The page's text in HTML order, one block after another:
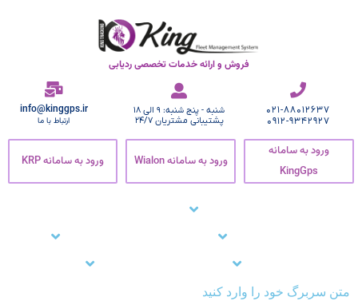
فروش و ارائه خدمات تخصصی ردیابی
021-88012637
0912-9342927
شنبه - پنج شنبه: 9 الی 18
پشتیبانی مشتریان 24/7
info@kinggps.ir
ارتباط با ما
ورود به سامانه
KingGps
ورود به سامانه Wialon ورود به سامانه KRP
متن سربرگ خود را وارد کنید